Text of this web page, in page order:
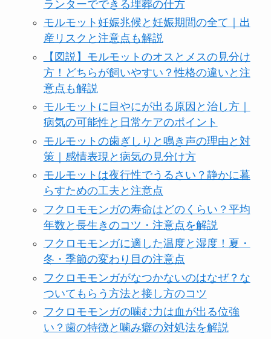
ランターでできる埋葬の仕方
モルモット妊娠兆候と妊娠期間の全て｜出
産リスクと注意点も解説
【図説】モルモットのオスとメスの見分け
方！どちらが飼いやすい？性格の違いと注
意点も解説
モルモットに目やにが出る原因と治し方｜
病気の可能性と日常ケアのポイント
モルモットの歯ぎしりと鳴き声の理由と対
策｜感情表現と病気の見分け方
モルモットは夜行性でうるさい？静かに暮
らすための工夫と注意点
フクロモモンガの寿命はどのくらい？平均
年数と長生きのコツ・注意点を解説
フクロモモンガに適した温度と湿度！夏・
冬・季節の変わり目の注意点
フクロモモンガがなつかないのはなぜ？な
ついてもらう方法と接し方のコツ
フクロモモンガの噛む力は血が出る位強
い？歯の特徴と噛み癖の対処法を解説